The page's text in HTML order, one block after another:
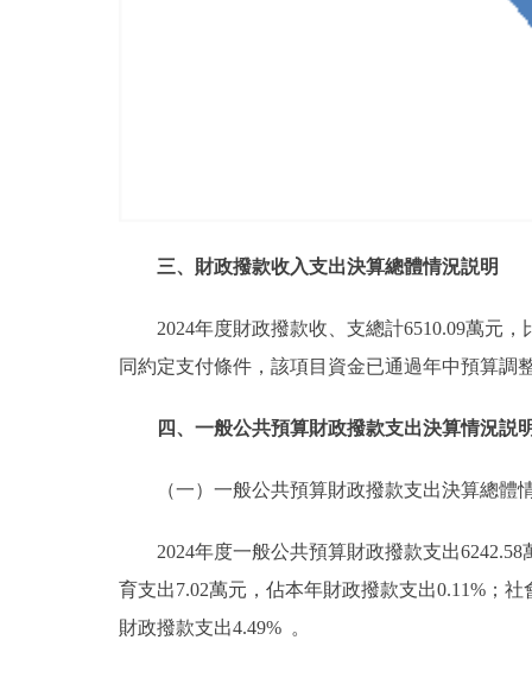
三、財政撥款收入支出決算總體情況説明
2024年度財政撥款收、支總計6510.09萬元
同約定支付條件，該項目資金已通過年中預算調
四、一般公共預算財政撥款支出決算情況説
（一）一般公共預算財政撥款支出決算總體
2024年度一般公共預算財政撥款支出
育支出7.02萬元，佔本年財政撥款支出0.11%；
財政撥款支出4.49% 。